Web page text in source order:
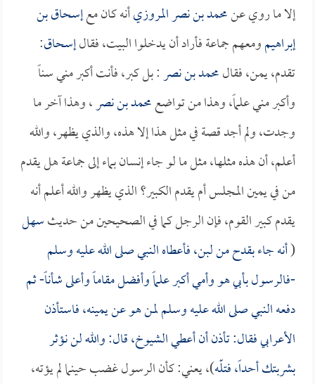
إلا ما روي عنمحمد بن نصر المروزيأنه كان معإسحاق بن
إبراهيمومعهم جماعة فأراد أن يدخلوا البيت، فقالإسحاق:
تقدم، يمن، فقالمحمد بن نصر: بل كبر، فأنت أكبر مني سناً
وأكبر مني علماً، وهذا من تواضعمحمد بن نصر، وهذا آخر ما
وجدت، ولم أجد قصة في مثل هذا إلا هذه، والذي يظهر، والله
أعلم، أن هذه مثلها، مثل ما لو جاء إنسان بماء إلى جماعة هل يقدم
من في يمين المجلس أم يقدم الكبير؟ الذي يظهر والله أعلم أنه
يقدم كبير القوم، فإن الرجل كما في الصحيحين من حديثسهل
(أنه جاء بقدح من لبن، فأعطاه النبي صلى الله عليه وسلم
-فالرسول بأبي هو وأمي أكبر علماً وأفضل مقاماً وأعلى شأناً- ثم
دفعه النبي صلى الله عليه وسلم لمن هو عن يمينه، فاستأذن
الأعرابي فقال: تأذن أن أعطي الشيوخ، قال: والله لن نؤثر
بشربتك أحداً، فتلّه)، يعني: كأن الرسول غضب حينما لم يؤته،